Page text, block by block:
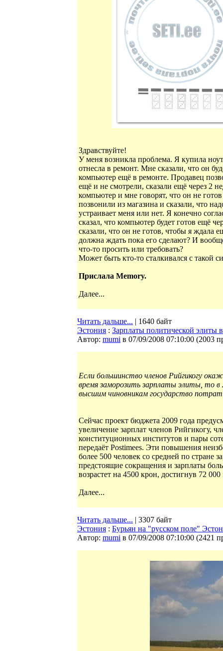
Здравствуйте!
У меня возникла проблема. Я купила
отнесла в ремонт. Мне сказали, что он
компьютер ещё в ремонте. Продавец
ещё и не смотрели, сказали ещё через 2
компьютер и мне говорят, что он не
позвонили из магазина и сказали, что
устраивает меня или нет. Я конечно
сказал, что компьютер будет готов ещё
сказали, что он не готов, чтобы я ждала
должна ждать пока его сделают? И
что-то просить или требовать?
Может быть кто-то сталкивался с такой
Прислала Memory.
Далее...
Читать дальше... | 1640 байт
Эстония : Зарплаты политической элиты
Автор: mumi в 07/09/2008 07:10:00 (2003
Если большинство членов Рийгикогу
время заморозить зарплаты элиты, то в
высшим чиновникам государство
Сейчас проект бюджета 2009 года
увеличение зарплат членов Рийгикогу,
конституционных институтов и пары
передаёт Postimees. Эти повышения
более 500 человек со средней по стране
предстоящие сокращения и зарплаты
возрастет на 4500 крон, достигнув 72
Далее...
Читать дальше... | 3307 байт
Эстония : Бурьян на "русском поле"
Автор: mumi в 07/09/2008 07:10:00 (2421